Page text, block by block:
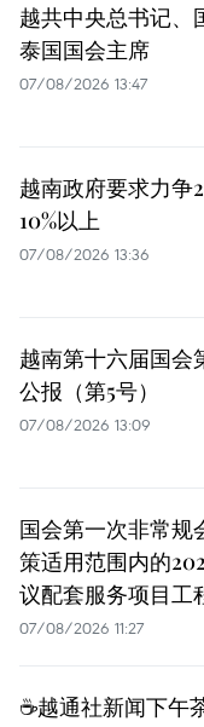
越共中央总书记、
泰国国会主席
07/08/2026 13:47
越南政府要求力争
10%以上
07/08/2026 13:36
越南第十六届国会
公报（第5号）
07/08/2026 13:09
国会第一次非常规
策适用范围内的
议配套服务项目工
07/08/2026 11:27
☕️越通社新闻下午